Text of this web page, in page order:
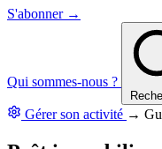
S'abonner →
Qui sommes-nous ?
Gérer son activité →